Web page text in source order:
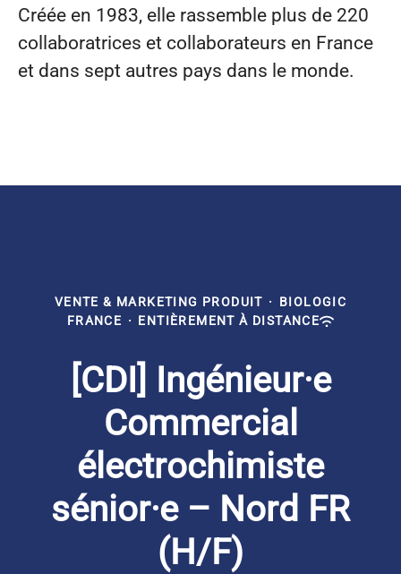
Créée en 1983, elle rassemble plus de 220
collaboratrices et collaborateurs en France
et dans sept autres pays dans le monde.
VENTE & MARKETING PRODUIT ·
BIOLOGIC
FRANCE · ENTIÈREMENT À DISTANCE
[CDI] Ingénieur·e
Commercial
électrochimiste
sénior·e – Nord FR
(H/F)